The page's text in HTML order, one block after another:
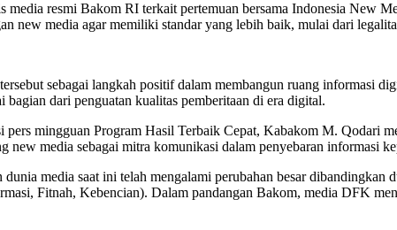
media resmi Bakom RI terkait pertemuan bersama Indonesia
new media agar memiliki standar yang lebih baik, mulai dari
sebagai langkah positif dalam membangun ruang informasi
bagian dari penguatan kualitas pemberitaan di era digital.
pers mingguan Program Hasil Terbaik Cepat, Kabakom M. Qodari
new media sebagai mitra komunikasi dalam penyebaran informasi
media saat ini telah mengalami perubahan besar
Fitnah, Kebencian). Dalam pandangan Bakom, media DFK